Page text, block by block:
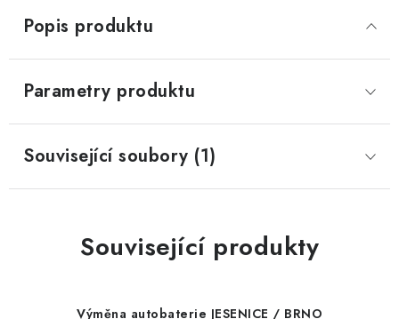
ZPĚTNÝ ODBĚR ELEKTROZAŘÍZENÍ A BATERIÍ
Popis produktu
Parametry produktu
Související soubory (1)
Související produkty
Výměna autobaterie JESENICE / BRNO